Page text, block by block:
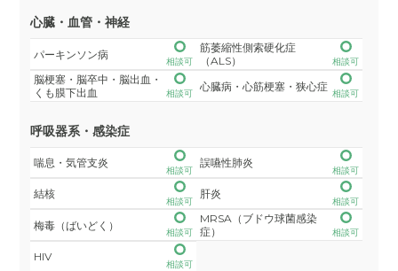
心臓・血管・神経
パーキンソン病
相談可
筋萎縮性側索硬化症
（ALS）
相談可
脳梗塞・脳卒中・脳出血・
くも膜下出血
相談可
心臓病・心筋梗塞・狭心症
相談可
呼吸器系・感染症
喘息・気管支炎
相談可
誤嚥性肺炎
相談可
結核
相談可
肝炎
相談可
梅毒（ばいどく）
相談可
MRSA（ブドウ球菌感染
症）
相談可
HIV
相談可